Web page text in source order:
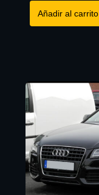
Añadir al carrito